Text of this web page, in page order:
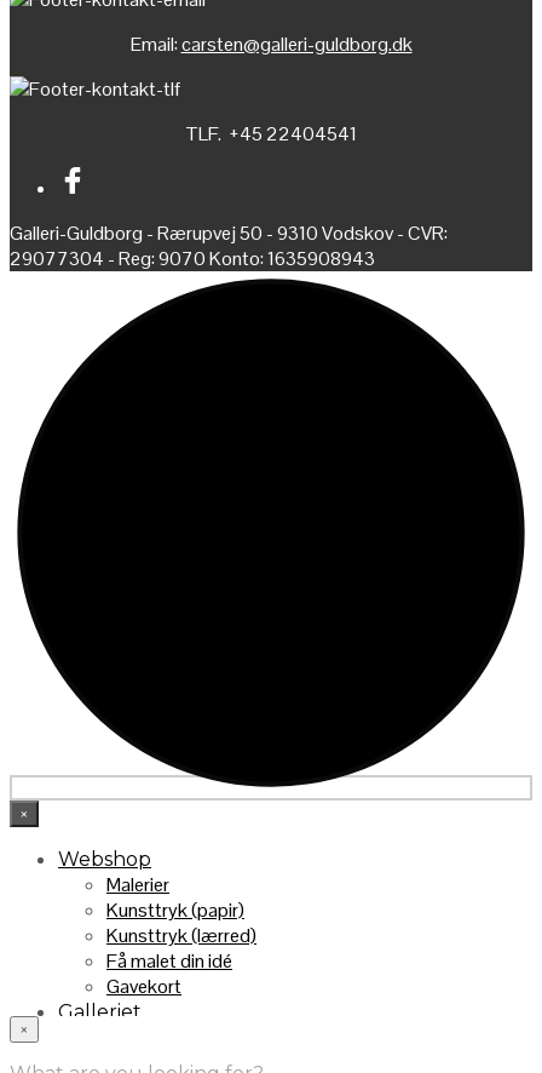
Email:carsten@galleri-guldborg.dk
TLF. +45 22404541
Galleri-Guldborg - Rærupvej 50 - 9310 Vodskov - CVR:
29077304 - Reg: 9070 Konto: 1635908943
×
Webshop
Malerier
Kunsttryk (papir)
Kunsttryk (lærred)
Få malet din idé
Gavekort
Galleriet
Handelsebetingelser
×